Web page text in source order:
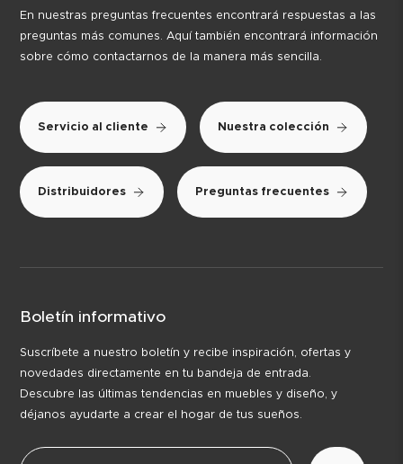
En nuestras preguntas frecuentes encontrará respuestas a las
preguntas más comunes. Aquí también encontrará información
sobre cómo contactarnos de la manera más sencilla.
Servicio al cliente Nuestra colección
Distribuidores Preguntas frecuentes
Boletín informativo
Suscríbete a nuestro boletín y recibe inspiración, ofertas y
novedades directamente en tu bandeja de entrada.
Descubre las últimas tendencias en muebles y diseño, y
déjanos ayudarte a crear el hogar de tus sueños.